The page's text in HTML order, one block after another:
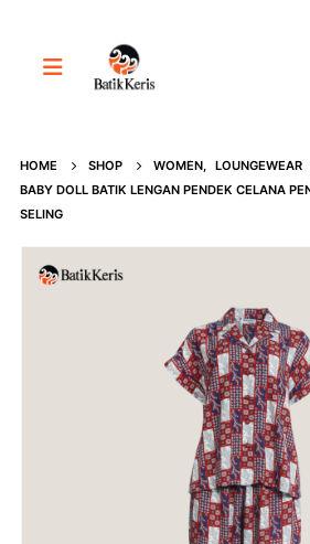
HOME SHOP WOMEN, LOUNGEWEAR
BABY DOLL BATIK LENGAN PENDEK CELANA
SELING
Adipati
Online